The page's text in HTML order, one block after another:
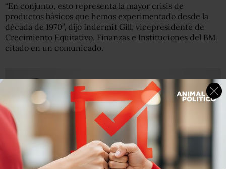
“En conjunto, esto representa la mayor crisis de
productos básicos que hemos experimentado desde la
década de 1970”, dijo Indermit Gill, vicepresidente de
Crecimiento Equitativo, Finanzas e Instituciones del BM,
citado en un comunicado.